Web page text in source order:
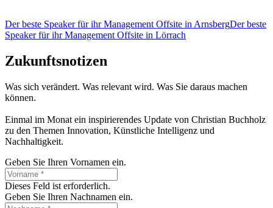
Der beste Speaker für ihr Management Offsite in ArnsbergDer beste
Speaker für ihr Management Offsite in Lörrach
Zukunftsnotizen
Was sich verändert. Was relevant wird. Was Sie daraus machen
können.
Einmal im Monat ein inspirierendes Update von Christian Buchholz
zu den Themen Innovation, Künstliche Intelligenz und
Nachhaltigkeit.
Geben Sie Ihren Vornamen ein.
Dieses Feld ist erforderlich.
Geben Sie Ihren Nachnamen ein.